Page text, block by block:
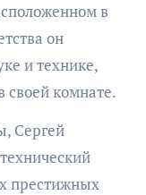
в
он
и технике,
своей комнате.
Сергей
престижных